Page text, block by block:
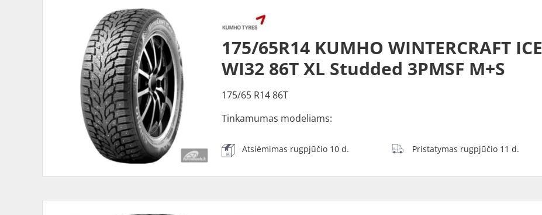
175/65R14 KUMHO WINTERCRAFT ICE
WI32 86T XL Studded 3PMSF M+S
175/65 R14 86T
Tinkamumas modeliams:
Atsiėmimas rugpjūčio 10 d. Pristatymas rugpjūčio 11 d.